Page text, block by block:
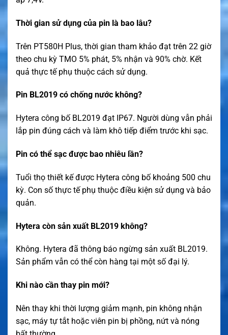
Thời gian sử dụng của pin là bao lâu?
Trên PT580H Plus, thời gian tham khảo đạt trên 22 giờ
theo chu kỳ TMO 5% phát, 5% nhận và 90% chờ. Kết
quả thực tế phụ thuộc cách sử dụng.
Pin BL2019 có chống nước không?
Hytera công bố BL2019 đạt IP67. Người dùng vẫn phải
lắp pin đúng cách và làm khô tiếp điểm trước khi sạc.
Pin có thể sạc được bao nhiêu lần?
Tuổi thọ thiết kế được Hytera công bố khoảng 500 chu
kỳ. Con số thực tế phụ thuộc điều kiện sử dụng và bảo
quản.
Hytera còn sản xuất BL2019 không?
Không. Hytera đã thông báo ngừng sản xuất BL2019.
Sản phẩm vẫn có thể còn hàng tại một số đại lý.
Khi nào cần thay pin mới?
Nên thay khi thời lượng giảm mạnh, pin không nhận
sạc, máy tự tắt hoặc viên pin bị phồng, nứt và nóng